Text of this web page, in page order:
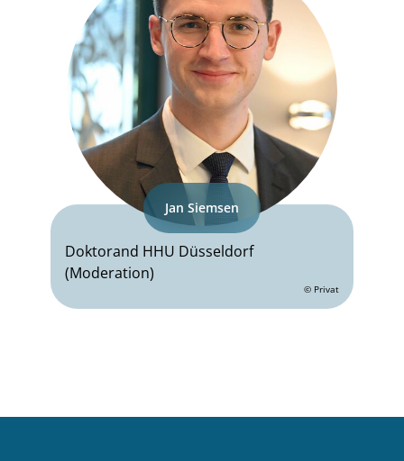
Jan Siemsen
Doktorand HHU Düsseldorf
(Moderation)
© Privat